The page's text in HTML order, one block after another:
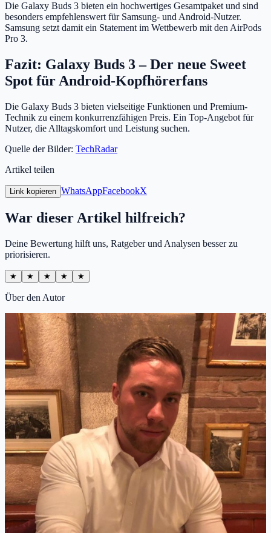
Die Galaxy Buds 3 bieten ein hochwertiges Gesamtpaket und sind
besonders empfehlenswert für Samsung- und Android-Nutzer.
Samsung setzt damit ein Statement im Wettbewerb mit den AirPods
Pro 3.
Fazit: Galaxy Buds 3 – Der neue Sweet
Spot für Android-Kopfhörerfans
Die Galaxy Buds 3 bieten vielseitige Funktionen und Premium-
Technik zu einem konkurrenzfähigen Preis. Ein Top-Angebot für
Nutzer, die Alltagskomfort und Leistung suchen.
Quelle der Bilder: TechRadar
Artikel teilen
Link kopieren WhatsAppFacebookX
War dieser Artikel hilfreich?
Deine Bewertung hilft uns, Ratgeber und Analysen besser zu
priorisieren.
★ ★ ★ ★ ★
Über den Autor